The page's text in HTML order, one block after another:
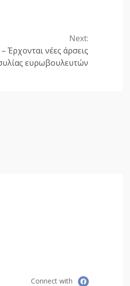
Next:
Έρχονται νέες άρσεις
ευρωβουλευτών
Connect with